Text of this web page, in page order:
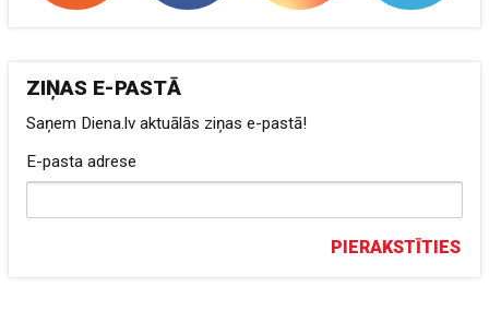
ZIŅAS E-PASTĀ
Saņem Diena.lv aktuālās ziņas e-pastā!
E-pasta adrese
PIERAKSTĪTIES